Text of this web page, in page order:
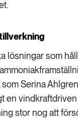
lösningar som
Serina
en vindkraftdriven
stor nog att